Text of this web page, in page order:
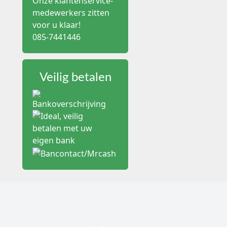
medewerkers zitten
voor u klaar!
085-7441446
Veilig betalen